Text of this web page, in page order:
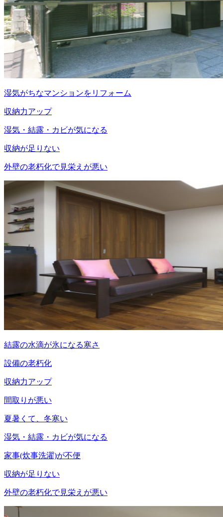
湿気がちなマンションをリフォーム
収納力アップ
湿気・結露・カビが気になる
収納が足りない
外壁の老朽化で見栄えが悪い
結露の水滴が氷になる寒さ
設備の老朽化
収納力アップ
間取りが悪い
夏暑くて、冬寒い
湿気・結露・カビが気になる
家事(炊事洗濯)が不便
収納が足りない
外壁の老朽化で見栄えが悪い